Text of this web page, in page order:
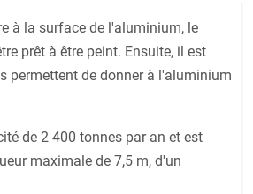
à la surface de l'aluminium, le
prêt à être peint. Ensuite, il est
permettent de donner à l'aluminium
de 2 400 tonnes par an et est
maximale de 7,5 m, d'un